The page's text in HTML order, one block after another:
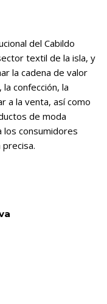
del Cabildo
textil de la isla, y
la cadena de valor
confección, la
a la venta, así como
de moda
consumidores